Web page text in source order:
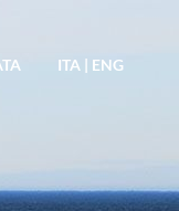
ITA | ENG